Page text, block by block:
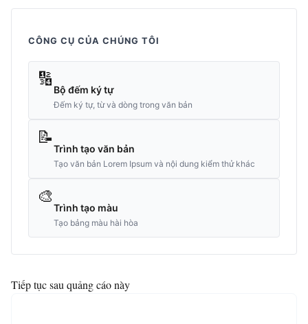
CÔNG CỤ CỦA CHÚNG TÔI
🔢
Bộ đếm ký tự
Đếm ký tự, từ và dòng trong văn bản
📝
Trình tạo văn bản
Tạo văn bản Lorem Ipsum và nội dung kiểm thử khác
🎨
Trình tạo màu
Tạo bảng màu hài hòa
Tiếp tục sau quảng cáo này